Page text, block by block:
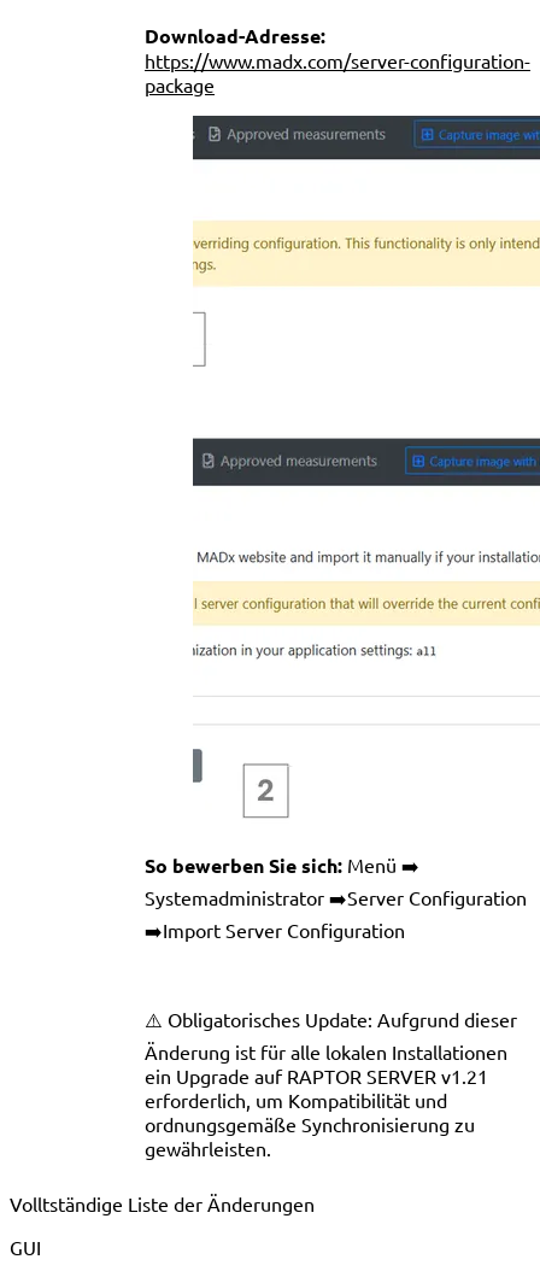
Download-Adresse:
https://www.madx.com/server-configuration-
package
So bewerben Sie sich: Menü ➡️
Systemadministrator ➡️Server Configuration
➡️Import Server Configuration
⚠️ Obligatorisches Update: Aufgrund dieser
Änderung ist für alle lokalen Installationen
ein Upgrade auf RAPTOR SERVER v1.21
erforderlich, um Kompatibilität und
ordnungsgemäße Synchronisierung zu
gewährleisten.
Volltständige Liste der Änderungen
GUI